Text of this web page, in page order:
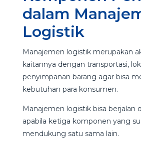
dalam
Logistik
Manajemen logistik merupakan
kaitannya dengan transportasi,
penyimpanan barang agar bisa
kebutuhan para konsumen.
Manajemen logistik bisa berjalan
apabila ketiga komponen yang
mendukung satu sama lain.